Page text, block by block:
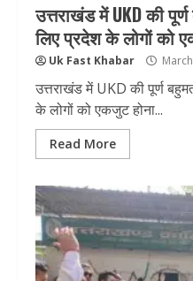
उत्तराखंड में UKD की
लिए प्रदेश के लोगों को
Uk Fast Khabar
उत्तराखंड में UKD की पूर्ण
के लोगों को एकजुट होना...
Read More